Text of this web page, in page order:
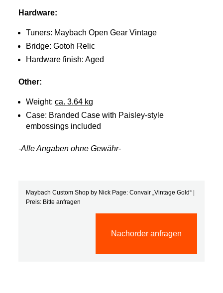
Hardware:
Tuners: Maybach Open Gear Vintage
Bridge: Gotoh Relic
Hardware finish: Aged
Other:
Weight:ca. 3.64 kg
Case: Branded Case with Paisley-style
embossings included
-Alle Angaben ohne Gewähr-
Maybach Custom Shop by Nick Page: Convair „Vintage Gold“ |
Preis: Bitte anfragen
Nachorder anfragen